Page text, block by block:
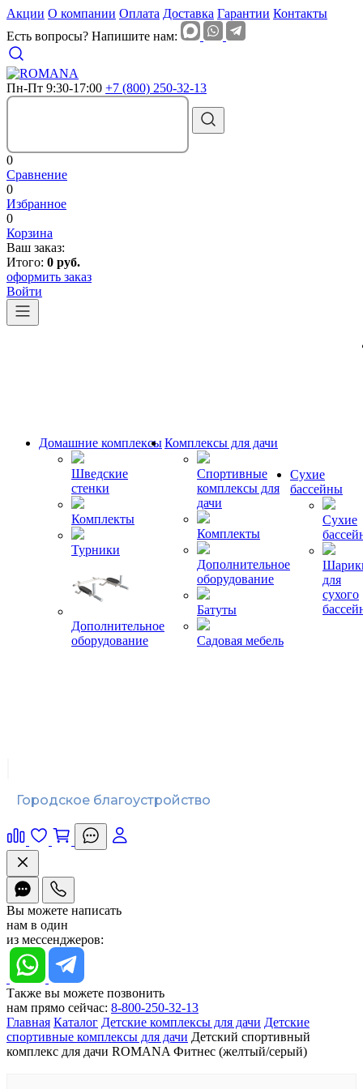
Акции О компании Оплата Доставка Гарантии Контакты
Есть вопросы? Напишите нам:
Пн-Пт 9:30-17:00 +7 (800) 250-32-13
0
Сравнение
0
Избранное
0
Корзина
Ваш заказ:
Итого: 0 руб.
оформить заказ
Войти
Домашние комплексы
Шведские
стенки
Комплекты
Турники
Дополнительное
оборудование
Комплексы для дачи
Спортивные
комплексы для
дачи
Комплекты
Дополнительное
оборудование
Батуты
Садовая мебель
Сухие
бассейны
Сухие
для
сухого
Городское благоустройство
Вы можете написать
нам в один
из мессенджеров:
Также вы можете позвонить
нам прямо сейчас: 8-800-250-32-13
Главная Каталог Детские комплексы для дачи Детские
спортивные комплексы для дачи Детский спортивный
комплекс для дачи ROMANA Фитнес (желтый/серый)